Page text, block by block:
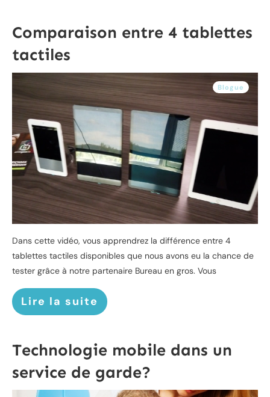
Comparaison entre 4 tablettes
tactiles
Blogue
Dans cette vidéo, vous apprendrez la différence entre 4
tablettes tactiles disponibles que nous avons eu la chance de
tester grâce à notre partenaire Bureau en gros. Vous
Lire la suite
Technologie mobile dans un
service de garde?